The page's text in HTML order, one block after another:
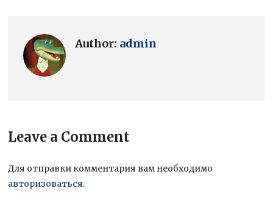
Author: admin
Leave a Comment
Для отправки комментария вам необходимо
авторизоваться.